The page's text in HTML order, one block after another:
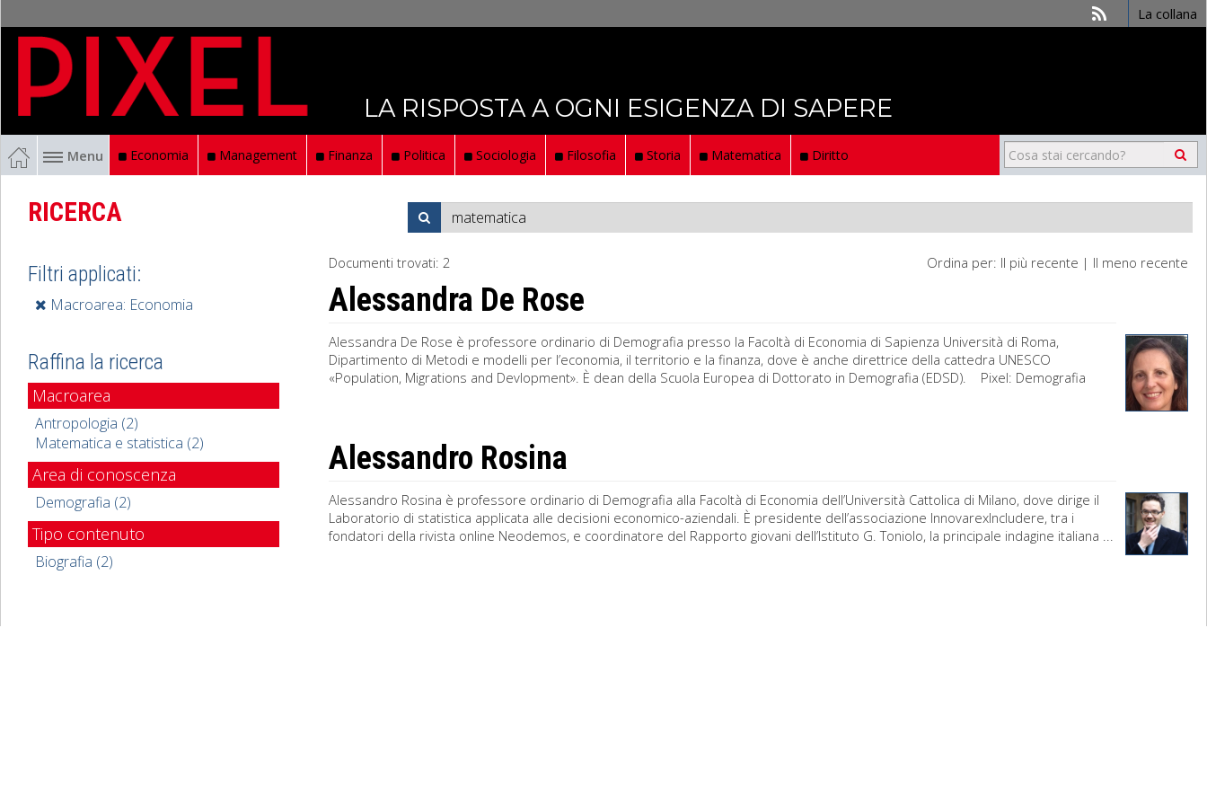
La collana
LA RISPOSTA A OGNI ESIGENZA DI SAPERE
Menu Economia Management Finanza Politica Sociologia Filosofia Storia Matematica Diritto
RICERCA
Ordina per: Il più recente | Il meno recente
Documenti trovati: 2
Alessandra De Rose
Alessandra De Rose è professore ordinario di Demografia presso la Facoltà di Economia di Sapienza Università di Roma,
Dipartimento di Metodi e modelli per l’economia, il territorio e la finanza, dove è anche direttrice della cattedra UNESCO
«Population, Migrations and Devlopment». È dean della Scuola Europea di Dottorato in Demografia (EDSD). Pixel: Demografia
Alessandro Rosina
Alessandro Rosina è professore ordinario di Demografia alla Facoltà di Economia dell’Università Cattolica di Milano, dove dirige il
Laboratorio di statistica applicata alle decisioni economico-aziendali. È presidente dell’associazione InnovarexIncludere, tra i
fondatori della rivista online Neodemos, e coordinatore del Rapporto giovani dell’Istituto G. Toniolo, la principale indagine italiana ...
Filtri applicati:
Macroarea: Economia
Raffina la ricerca
Macroarea
Antropologia (2)
Matematica e statistica (2)
Area di conoscenza
Demografia (2)
Tipo contenuto
Biografia (2)